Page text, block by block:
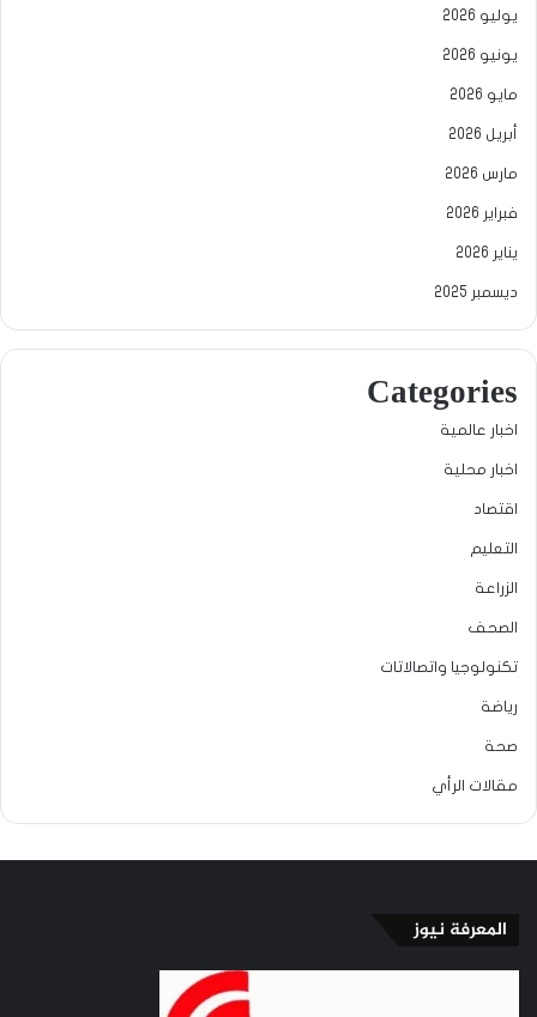
يوليو 2026
يونيو 2026
مايو 2026
أبريل 2026
مارس 2026
فبراير 2026
يناير 2026
ديسمبر 2025
Categories
اخبار عالمية
اخبار محلية
اقتصاد
التعليم
الزراعة
الصحف
تكنولوجيا واتصالاتات
رياضة
صحة
مقالات الرأي
المعرفة نيوز